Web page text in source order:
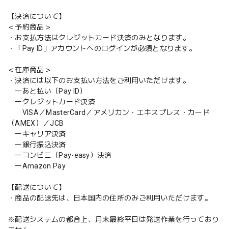
【決済について】
＜予約商品＞
・お支払方法はクレジットカード決済のみとなります。
・「Pay ID」アカウントへのログインが必須となります。
＜在庫商品＞
・決済には以下のお支払い方法をご利用いただけます。
ーあと払い（Pay ID）
ークレジットカード決済
VISA／MasterCard／アメリカン・エキスプレス・カード
（AMEX）／JCB
ーキャリア決済
ー銀行振込決済
ーコンビニ（Pay-easy）決済
ーAmazon Pay
【配送について】
・商品の配送先は、日本国内の住所のみご利用いただけます。
※配送システムの都合上、月末最終平日は発送作業を行っており